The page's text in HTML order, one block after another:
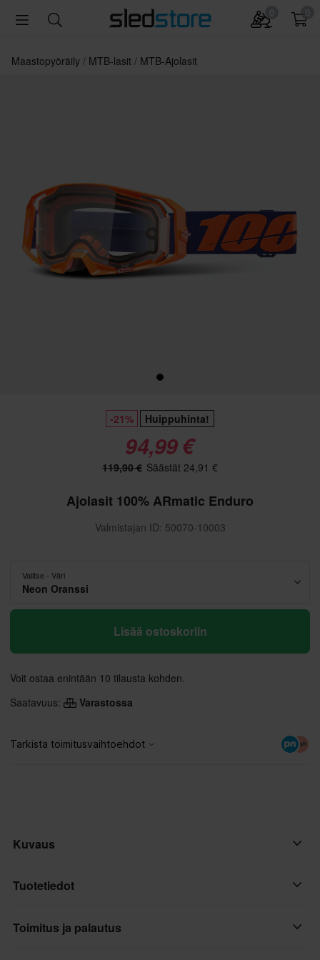
Maastopyöräily MTB-lasit MTB-Ajolasit
-21% Huippuhinta!
94,99 €
119,90 € Säästät 24,91 €
Ajolasit 100% ARmatic Enduro
Valmistajan ID: 50070-10003
Valitse - Väri
Neon Oranssi
Lisää ostoskoriin
Voit ostaa enintään 10 tilausta kohden.
Saatavuus:
Varastossa
Kuvaus
Koe kristallinkirkas näkyvyys 100% ARmatic Enduro -ajolaseilla,
pysyy terävänä maastosta riippumatta.
Tuotetiedot
Merkki
Toimitus ja palautus